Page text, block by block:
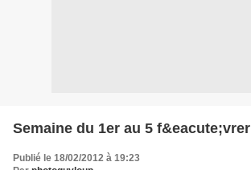
Semaine du 1er au 5 f&eacute;vrer
Publié le 18/02/2012 à 19:23